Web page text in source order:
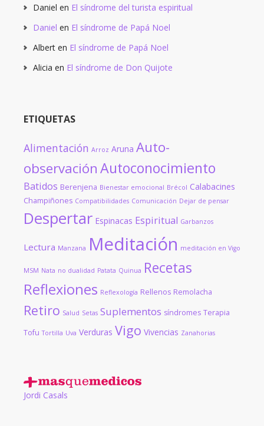
Daniel en El síndrome del turista espiritual
Daniel en El síndrome de Papá Noel
Albert en El síndrome de Papá Noel
Alicia en El síndrome de Don Quijote
ETIQUETAS
Alimentación Arroz Aruna Auto-
observaciónAutoconocimiento
Batidos Berenjena Bienestar emocional Brécol Calabacines
Champiñones Compatibilidades Comunicación Dejar de pensar
Despertar Espinacas Espiritual Garbanzos
Lectura Manzana Meditación meditación en Vigo
MSM Nata no dualidad Patata Quinua Recetas
Reflexiones Reflexología Rellenos Remolacha
Retiro Salud Setas Suplementos síndromes Terapia
Tofu Tortilla Uva Verduras Vigo Vivencias Zanahorias
Jordi Casals